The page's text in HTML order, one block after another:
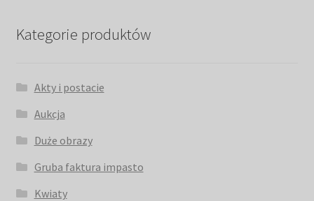
Kategorie produktów
Akty i postacie
Aukcja
Duże obrazy
Gruba faktura impasto
Kwiaty